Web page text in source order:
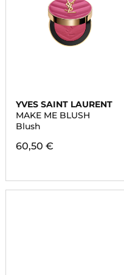
YVES SAINT LAURENT
MAKE ME BLUSH
Blush
60,50 €